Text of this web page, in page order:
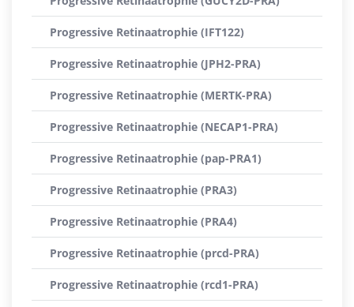
Progressive Retinaatrophie (IFT122)
Progressive Retinaatrophie (JPH2-PRA)
Progressive Retinaatrophie (MERTK-PRA)
Progressive Retinaatrophie (NECAP1-PRA)
Progressive Retinaatrophie (pap-PRA1)
Progressive Retinaatrophie (PRA3)
Progressive Retinaatrophie (PRA4)
Progressive Retinaatrophie (prcd-PRA)
Progressive Retinaatrophie (rcd1-PRA)